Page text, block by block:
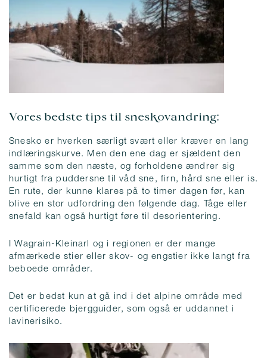
Vores bedste tips til sneskovandring:
Snesko er hverken særligt svært eller kræver en lang
indlæringskurve. Men den ene dag er sjældent den
samme som den næste, og forholdene ændrer sig
hurtigt fra puddersne til våd sne, firn, hård sne eller is.
En rute, der kunne klares på to timer dagen før, kan
blive en stor udfordring den følgende dag. Tåge eller
snefald kan også hurtigt føre til desorientering.
I Wagrain-Kleinarl og i regionen er der mange
afmærkede stier eller skov- og engstier ikke langt fra
beboede områder.
Det er bedst kun at gå ind i det alpine område med
certificerede bjergguider, som også er uddannet i
lavinerisiko.